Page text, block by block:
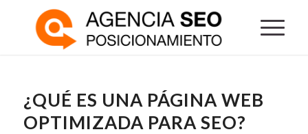
¿QUÉ ES UNA PÁGINA WEB
OPTIMIZADA PARA SEO?